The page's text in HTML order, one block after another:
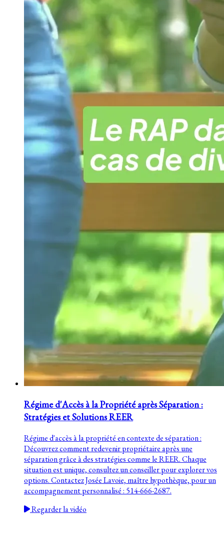
Régime d'Accès à la Propriété après Séparation :
Stratégies et Solutions REER
Régime d'accès à la propriété en contexte de séparation :
Découvrez comment redevenir propriétaire après une
séparation grâce à des stratégies comme le REER. Chaque
situation est unique, consultez un conseiller pour explorer vos
options. Contactez Josée Lavoie, maître hypothèque, pour un
accompagnement personnalisé : 514-666-2687.
Regarder la vidéo